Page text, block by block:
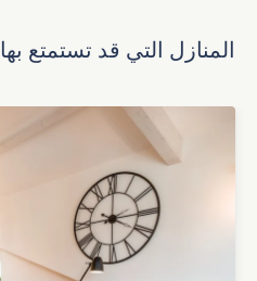
المنازل التي قد تستمتع بها